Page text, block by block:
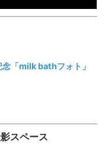
念「milk bathフォト」
スペース